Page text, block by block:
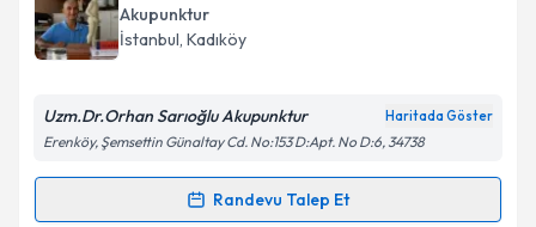
Akupunktur
İstanbul, Kadıköy
Uzm.Dr.Orhan Sarıoğlu Akupunktur Haritada Göster
Erenköy, Şemsettin Günaltay Cd. No:153 D:Apt. No D:6, 34738
Randevu Talep Et
Randevu Takvimi Talebi